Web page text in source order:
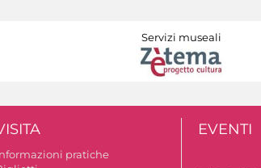
Servizi museali
pratiche
EVENTI